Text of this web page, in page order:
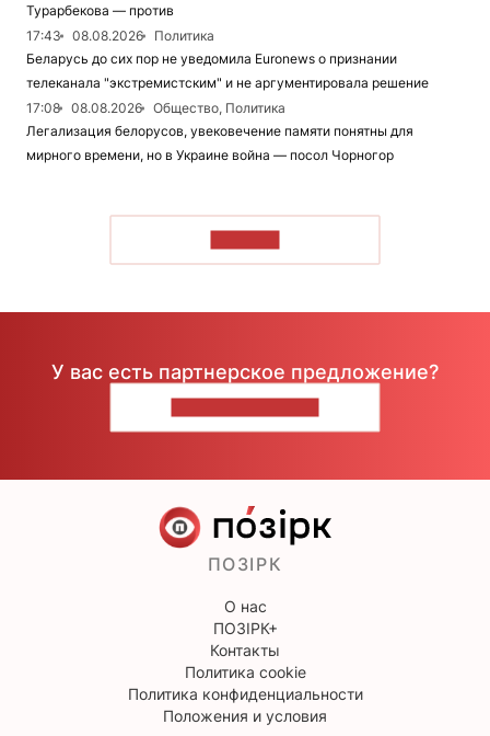
Турарбекова — против
17:43
08.08.2026
Политика
Беларусь до сих пор не уведомила Euronews о признании
телеканала "экстремистским" и не аргументировала решение
17:08
08.08.2026
Общество, Политика
Легализация белорусов, увековечение памяти понятны для
мирного времени, но в Украине война — посол Чорногор
У вас есть партнерское предложение?
ПОЗІРК
О нас
ПОЗІРК+
Контакты
Политика cookie
Политика конфиденциальности
Положения и условия